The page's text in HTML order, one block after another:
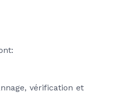
vérification et